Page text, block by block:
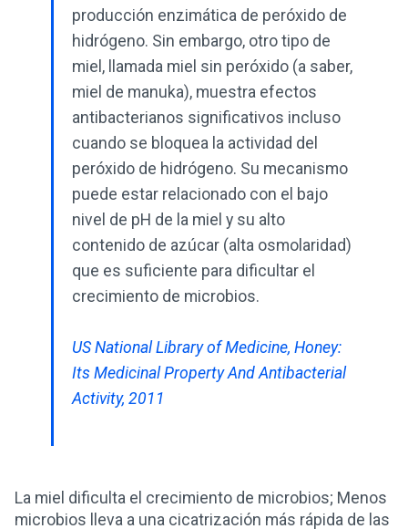
producción enzimática de peróxido de
hidrógeno. Sin embargo, otro tipo de
miel, llamada miel sin peróxido (a saber,
miel de manuka), muestra efectos
antibacterianos significativos incluso
cuando se bloquea la actividad del
peróxido de hidrógeno. Su mecanismo
puede estar relacionado con el bajo
nivel de pH de la miel y su alto
contenido de azúcar (alta osmolaridad)
que es suficiente para dificultar el
crecimiento de microbios.
US National Library of Medicine, Honey:
Its Medicinal Property And Antibacterial
Activity, 2011
La miel dificulta el crecimiento de microbios; Menos
microbios lleva a una cicatrización más rápida de las